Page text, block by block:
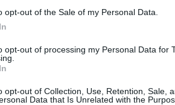
opt-out of the Sale of my Personal Data.
opt-out of processing my Personal Data for
opt-out of Collection, Use, Retention, Sale,
Data that Is Unrelated with the
LASANTEAUQUOTIDIEN
personnes vulnérables ?